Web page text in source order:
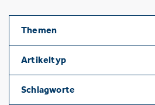
Themen
Artikeltyp
Schlagworte